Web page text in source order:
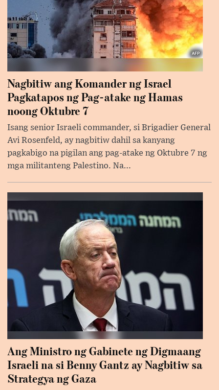
Nagbitiw ang Komander ng Israel
Pagkatapos ng Pag-atake ng Hamas
noong Oktubre 7
Isang senior Israeli commander, si Brigadier General
Avi Rosenfeld, ay nagbitiw dahil sa kanyang
pagkabigo na pigilan ang pag-atake ng Oktubre 7 ng
mga militanteng Palestino. Na...
Ang Ministro ng Gabinete ng Digmaang
Israeli na si Benny Gantz ay Nagbitiw sa
Strategya ng Gaza